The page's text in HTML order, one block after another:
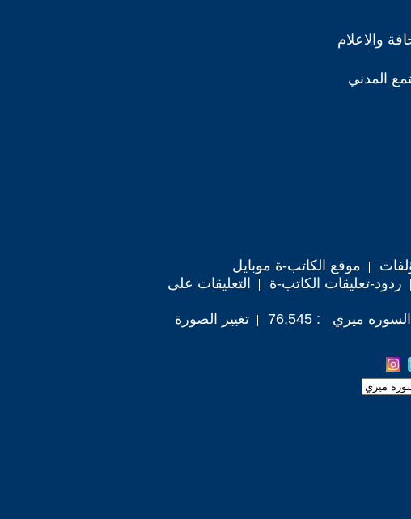
والاعلام
المدني
موقع الكاتب-ة موبايل
ردود-تعليقات الكاتب-ة
التعليقات على
ميري : 76,545
تغيير الصورة